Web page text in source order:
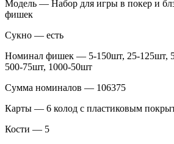
Модель — Набор для игры в покер и
фишек
Сукно — есть
Номинал фишек — 5-150шт, 25-125шт,
500-75шт, 1000-50шт
Сумма номиналов — 106375
Карты — 6 колод с пластиковым
Кости — 5